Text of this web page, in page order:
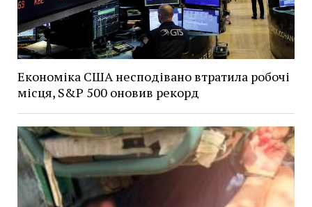
Економіка США несподівано втратила робочі
місця, S&P 500 оновив рекорд